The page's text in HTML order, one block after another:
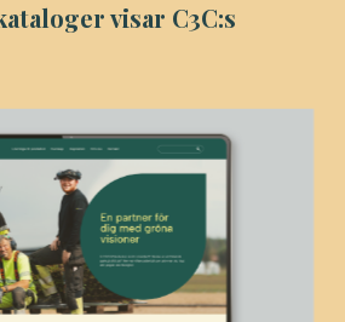
visar C3C:s